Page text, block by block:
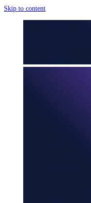
Skip to content